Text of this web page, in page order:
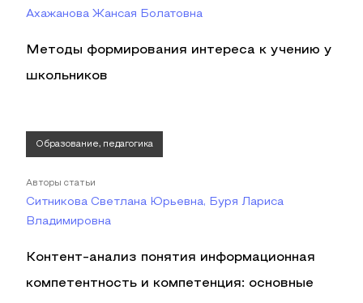
Ахажанова Жансая Болатовна
Методы формирования интереса к учению у
школьников
Образование, педагогика
Авторы статьи
Ситникова Светлана Юрьевна, Буря Лариса
Владимировна
Контент-анализ понятия информационная
компетентность и компетенция: основные